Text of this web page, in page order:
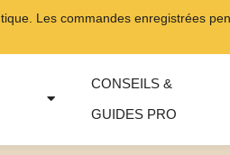
Les commandes enregistrées
CONSEILS &
GUIDES PRO